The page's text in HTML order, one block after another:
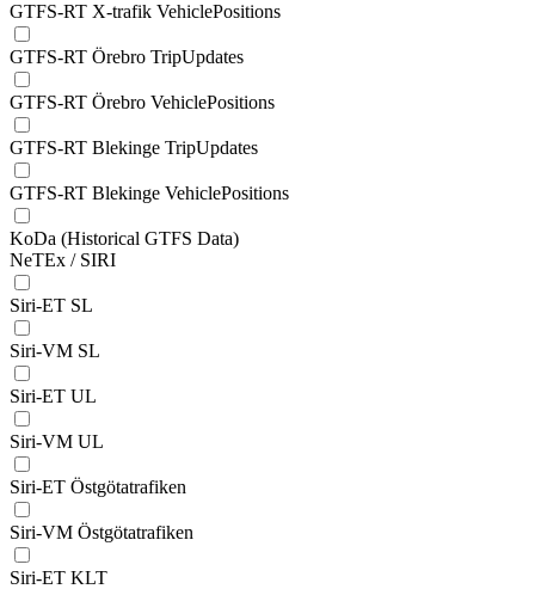
GTFS-RT X-trafik VehiclePositions
GTFS-RT Örebro TripUpdates
GTFS-RT Örebro VehiclePositions
GTFS-RT Blekinge TripUpdates
GTFS-RT Blekinge VehiclePositions
KoDa (Historical GTFS Data)
NeTEx / SIRI
Siri-ET SL
Siri-VM SL
Siri-ET UL
Siri-VM UL
Siri-ET Östgötatrafiken
Siri-VM Östgötatrafiken
Siri-ET KLT